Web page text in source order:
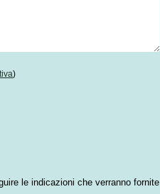
)
le indicazioni che verranno fornite